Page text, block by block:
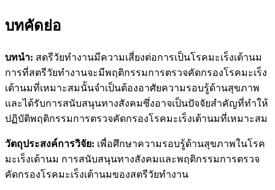
บทคัดย่อ
บทนำ: สตรีวัยทำงานมีความเสี่ยงต่อการเป็นโรคมะเร็งเต้านม
การที่สตรีวัยทำงานจะมีพฤติกรรมการตรวจคัดกรองโรคมะเร็ง
เต้านมที่เหมาะสมนั้นจำเป็นต้องอาศัยความรอบรู้ด้านสุขภาพ
และได้รับการสนับสนุนทางสังคมซึ่งอาจเป็นปัจจัยสำคัญที่ทำให้
ปฏิบัติพฤติกรรมการตรวจคัดกรองโรคมะเร็งเต้านมที่เหมาะสม
วัตถุประสงค์การวิจัย: เพื่อศึกษาความรอบรู้ด้านสุขภาพในโรค
มะเร็งเต้านม การสนับสนุนทางสังคมและพฤติกรรมการตรวจ
คัดกรองโรคมะเร็งเต้านมของสตรีวัยทำงาน